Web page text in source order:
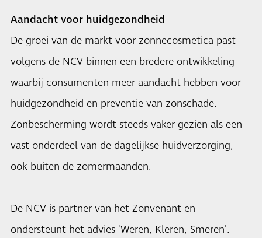
Aandacht voor huidgezondheid
De groei van de markt voor zonnecosmetica past
volgens de NCV binnen een bredere ontwikkeling
waarbij consumenten meer aandacht hebben voor
huidgezondheid en preventie van zonschade.
Zonbescherming wordt steeds vaker gezien als een
vast onderdeel van de dagelijkse huidverzorging,
ook buiten de zomermaanden.
De NCV is partner van het Zonvenant en
ondersteunt het advies 'Weren, Kleren, Smeren'.